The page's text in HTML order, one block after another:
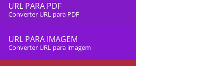
URL PARA PDF
Converter URL para PDF
URL PARA IMAGEM
Converter URL para imagem